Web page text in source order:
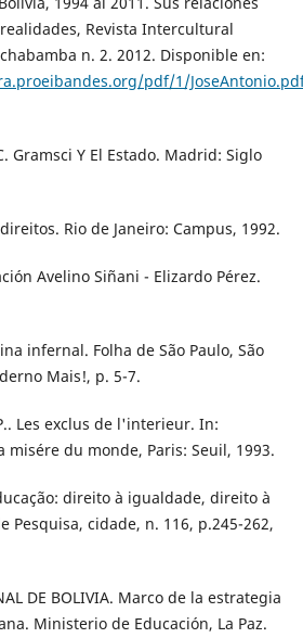
Revista Intercultural
n. 2. 2012. Disponible en:
pdf/1/
Gramsci Y El Estado. Madrid: Siglo
Rio de Janeiro: Campus, 1992.
Avelino Siñani - Elizardo Pérez.
infernal. Folha de São Paulo, São
Mais!, p. 5-7.
P.. Les exclus de l'interieur. In:
misére du monde, Paris: Seuil, 1993.
direito à igualdade, direito à
Pesquisa, cidade, n. 116, p.245-262,
DE BOLIVIA. Marco de la estrategia
Ministerio de Educación, La Paz.